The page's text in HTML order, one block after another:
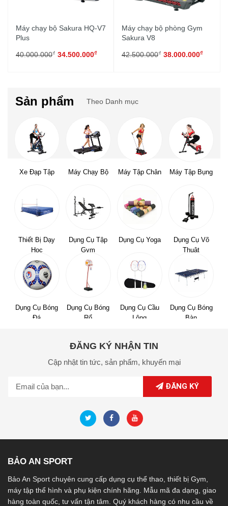
Máy chạy bộ Sakura HQ-V7
Plus
40.000.000₫ 34.500.000₫
Máy chạy bộ phòng Gym
Sakura V8
42.500.000₫ 38.000.000₫
Sản phẩm Theo Danh mục
Xe Đạp Tập Máy Chạy Bộ Máy Tập Chân Máy Tập Bụng
Thiết Bị Dạy
Học
Dụng Cụ Tập
Gym
Dụng Cụ Yoga
Dụng Cụ Võ
Thuật
Dụng Cụ Bóng
Đá
Dụng Cụ Bóng
Rổ
Dụng Cụ Cầu
Lông
Dụng Cụ Bóng
Bàn
ĐĂNG KÝ NHẬN TIN
Cập nhật tin tức, sản phẩm, khuyến mại
ĐĂNG KÝ
BẢO AN SPORT
Bảo An Sport chuyên cung cấp dụng cụ thể thao, thiết bị Gym,
máy tập thể hình và phụ kiện chính hãng. Mẫu mã đa dạng, giao
hàng toàn quốc, tư vấn tận tâm. Quý khách hàng có nhu cầu về